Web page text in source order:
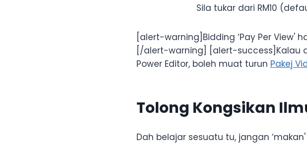
Sila tukar dari RM10
[alert-warning]Bidding ‘Pay Per View'
[/alert-warning] [alert-success]Kalau
Power Editor, boleh muat turun Pakej
Tolong Kongsikan
Dah belajar sesuatu tu, jangan